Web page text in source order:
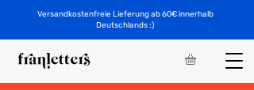
Versandkostenfreie Lieferung ab 60€ innerhalb
Deutschlands :)